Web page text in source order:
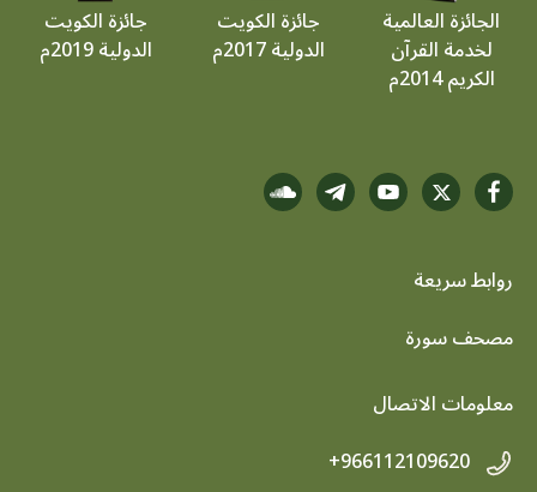
الجائزة العالمية
لخدمة القرآن
الكريم 2014م
جائزة الكويت
الدولية 2017م
جائزة الكويت
الدولية 2019م
روابط سريعة
footer menu
مصحف سورة
معلومات الاتصال
+966112109620